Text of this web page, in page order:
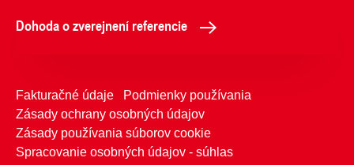
Dohoda o zverejnení referencie
Fakturačné údaje
Podmienky používania
Zásady ochrany osobných údajov
Zásady používania súborov cookie
Spracovanie osobných údajov - súhlas